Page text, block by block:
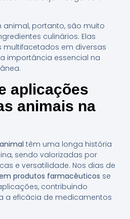
portanto, são muito
culinários. Elas
em diversas
importância essencial na
aplicações
animais na
têm uma longa história
sendo valorizadas por
e versatilidade. Nos dias de
produtos farmacêuticos se
contribuindo
a eficácia de medicamentos